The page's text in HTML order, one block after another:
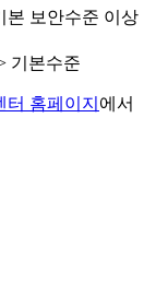
본 보안수준 이상
기본수준
홈페이지 에서